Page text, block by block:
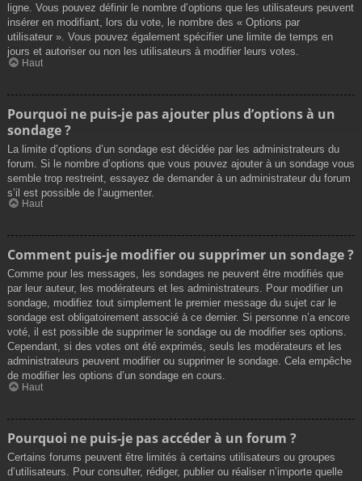
ligne. Vous pouvez définir le nombre d’options que les utilisateurs peuvent
insérer en modifiant, lors du vote, le nombre des « Options par
utilisateur ». Vous pouvez également spécifier une limite de temps en
jours et autoriser ou non les utilisateurs à modifier leurs votes.
Haut
Pourquoi ne puis-je pas ajouter plus d’options à un
sondage ?
La limite d’options d’un sondage est décidée par les administrateurs du
forum. Si le nombre d’options que vous pouvez ajouter à un sondage vous
semble trop restreint, essayez de demander à un administrateur du forum
s’il est possible de l’augmenter.
Haut
Comment puis-je modifier ou supprimer un sondage ?
Comme pour les messages, les sondages ne peuvent être modifiés que
par leur auteur, les modérateurs et les administrateurs. Pour modifier un
sondage, modifiez tout simplement le premier message du sujet car le
sondage est obligatoirement associé à ce dernier. Si personne n’a encore
voté, il est possible de supprimer le sondage ou de modifier ses options.
Cependant, si des votes ont été exprimés, seuls les modérateurs et les
administrateurs peuvent modifier ou supprimer le sondage. Cela empêche
de modifier les options d’un sondage en cours.
Haut
Pourquoi ne puis-je pas accéder à un forum ?
Certains forums peuvent être limités à certains utilisateurs ou groupes
d’utilisateurs. Pour consulter, rédiger, publier ou réaliser n’importe quelle